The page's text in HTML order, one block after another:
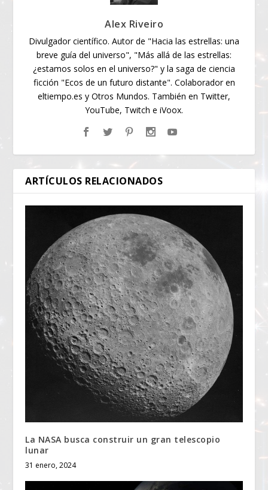
Alex Riveiro
Divulgador científico. Autor de "Hacia las estrellas: una
breve guía del universo", "Más allá de las estrellas:
¿estamos solos en el universo?" y la saga de ciencia
ficción "Ecos de un futuro distante". Colaborador en
eltiempo.es y Otros Mundos. También en Twitter,
YouTube, Twitch e iVoox.
ARTÍCULOS RELACIONADOS
La NASA busca construir un gran telescopio
lunar
31 enero, 2024